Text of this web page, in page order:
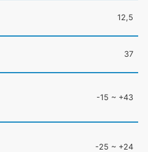
12,5
37
-15 ~ +43
-25 ~ +24